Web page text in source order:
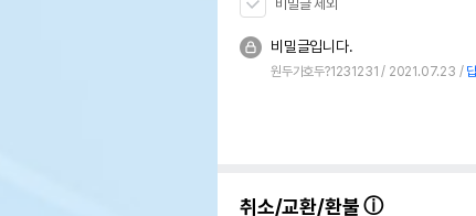
비밀글 제외
비밀글입니다.
원두가호두?1231231 2021.07.23
취소/교환/환불